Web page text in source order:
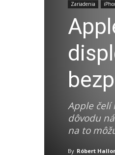
Zariadenia
Apple čelí
dôvodu
na to
By Róbert